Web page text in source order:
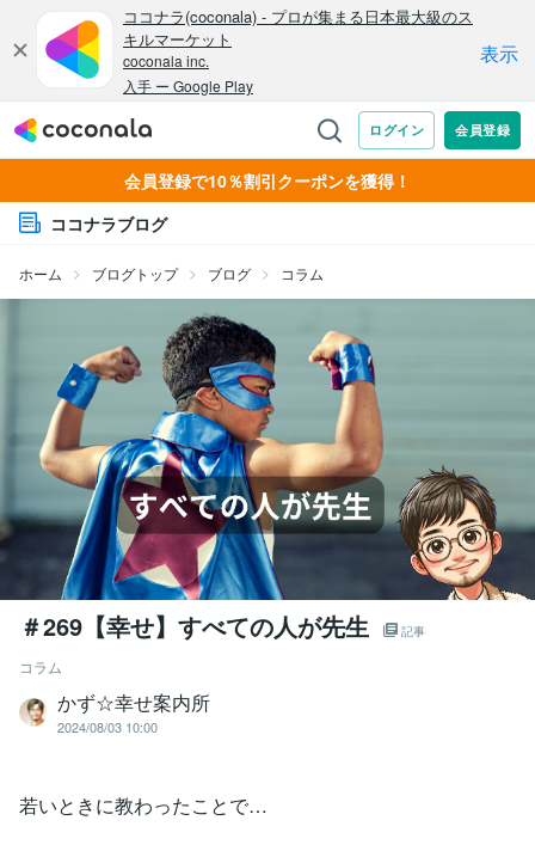
会員登録で10％割引クーポンを獲得！
ココナラブログ
ホーム ブログトップ ブログ コラム
＃269【幸せ】すべての人が先生 記事
コラム
かず☆幸せ案内所
2024/08/03 10:00
若いときに教わったことで…